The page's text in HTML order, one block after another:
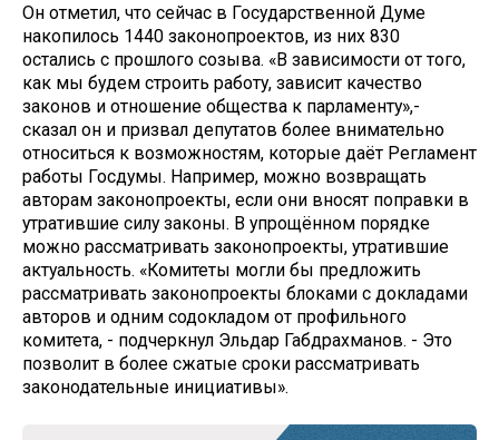
Он отметил, что сейчас в Государственной Думе
накопилось 1440 законопроектов, из них 830
остались с прошлого созыва. «В зависимости от того,
как мы будем строить работу, зависит качество
законов и отношение общества к парламенту»,-
сказал он и призвал депутатов более внимательно
относиться к возможностям, которые даёт Регламент
работы Госдумы. Например, можно возвращать
авторам законопроекты, если они вносят поправки в
утратившие силу законы. В упрощённом порядке
можно рассматривать законопроекты, утратившие
актуальность. «Комитеты могли бы предложить
рассматривать законопроекты блоками с докладами
авторов и одним содокладом от профильного
комитета, - подчеркнул Эльдар Габдрахманов. - Это
позволит в более сжатые сроки рассматривать
законодательные инициативы».